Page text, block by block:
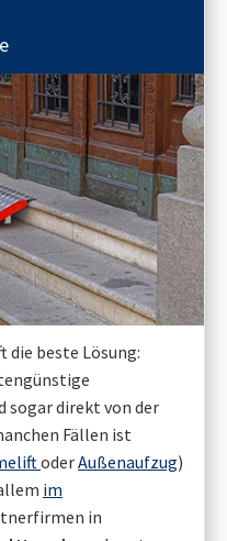
beste Lösung:
sogar direkt von der
Fällen ist
oderAußenaufzug)
im
in